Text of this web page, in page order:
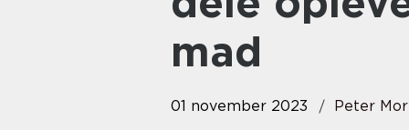
mad
01 november 2023 Peter